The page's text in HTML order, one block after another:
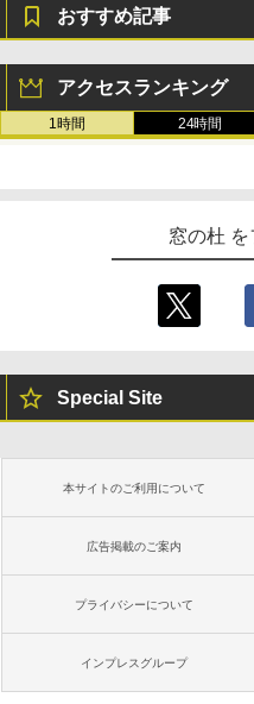
おすすめ記事
アクセスランキング
1時間 24時間
窓の杜
Special Site
本サイトのご利用について
広告掲載のご案内
プライバシーについて
インプレスグループ